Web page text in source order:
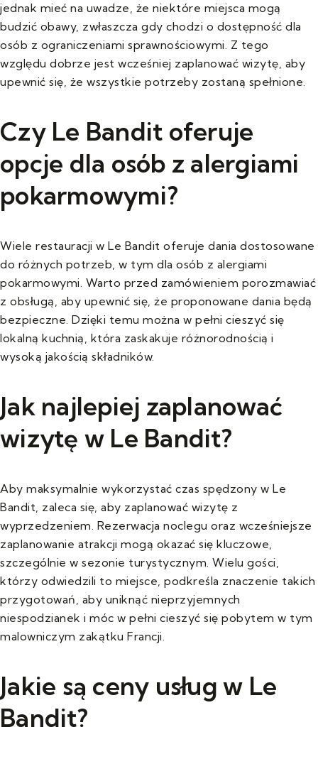
jednak mieć na uwadze, że niektóre miejsca mogą
budzić obawy, zwłaszcza gdy chodzi o dostępność dla
osób z ograniczeniami sprawnościowymi. Z tego
względu dobrze jest wcześniej zaplanować wizytę, aby
upewnić się, że wszystkie potrzeby zostaną spełnione.
Czy Le Bandit oferuje
opcje dla osób z alergiami
pokarmowymi?
Wiele restauracji w Le Bandit oferuje dania dostosowane
do różnych potrzeb, w tym dla osób z alergiami
pokarmowymi. Warto przed zamówieniem porozmawiać
z obsługą, aby upewnić się, że proponowane dania będą
bezpieczne. Dzięki temu można w pełni cieszyć się
lokalną kuchnią, która zaskakuje różnorodnością i
wysoką jakością składników.
Jak najlepiej zaplanować
wizytę w Le Bandit?
Aby maksymalnie wykorzystać czas spędzony w Le
Bandit, zaleca się, aby zaplanować wizytę z
wyprzedzeniem. Rezerwacja noclegu oraz wcześniejsze
zaplanowanie atrakcji mogą okazać się kluczowe,
szczególnie w sezonie turystycznym. Wielu gości,
którzy odwiedzili to miejsce, podkreśla znaczenie takich
przygotowań, aby uniknąć nieprzyjemnych
niespodzianek i móc w pełni cieszyć się pobytem w tym
malowniczym zakątku Francji.
Jakie są ceny usług w Le
Bandit?